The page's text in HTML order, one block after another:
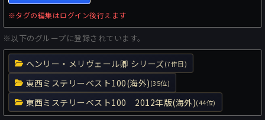
※タグの編集はログイン後行えます
※以下のグループに登録されています。
ヘンリー・メリヴェール卿 シリーズ(7作目)
東西ミステリーベスト100(海外)(35位)
東西ミステリーベスト100 2012年版(海外)(44位)